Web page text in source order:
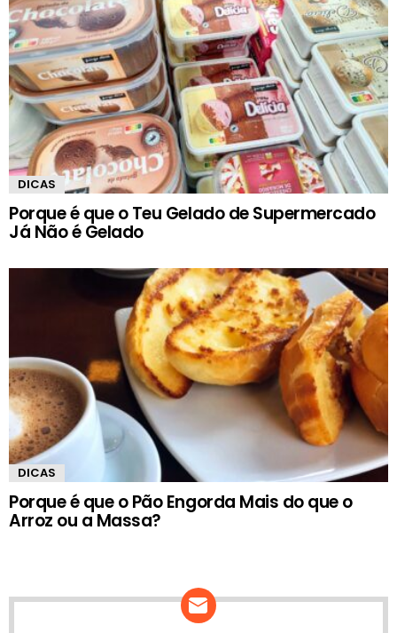
DICAS
Porque é que o Teu Gelado de Supermercado
Já Não é Gelado
DICAS
Porque é que o Pão Engorda Mais do que o
Arroz ou a Massa?